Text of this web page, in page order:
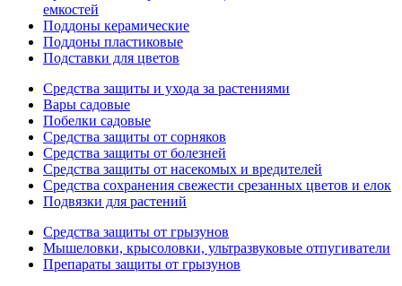
емкостей
Поддоны керамические
Поддоны пластиковые
Подставки для цветов
Средства защиты и ухода за растениями
Вары садовые
Побелки садовые
Средства защиты от сорняков
Средства защиты от болезней
Средства защиты от насекомых и вредителей
Средства сохранения свежести срезанных цветов и елок
Подвязки для растений
Средства защиты от грызунов
Мышеловки, крысоловки, ультразвуковые отпугиватели
Препараты защиты от грызунов